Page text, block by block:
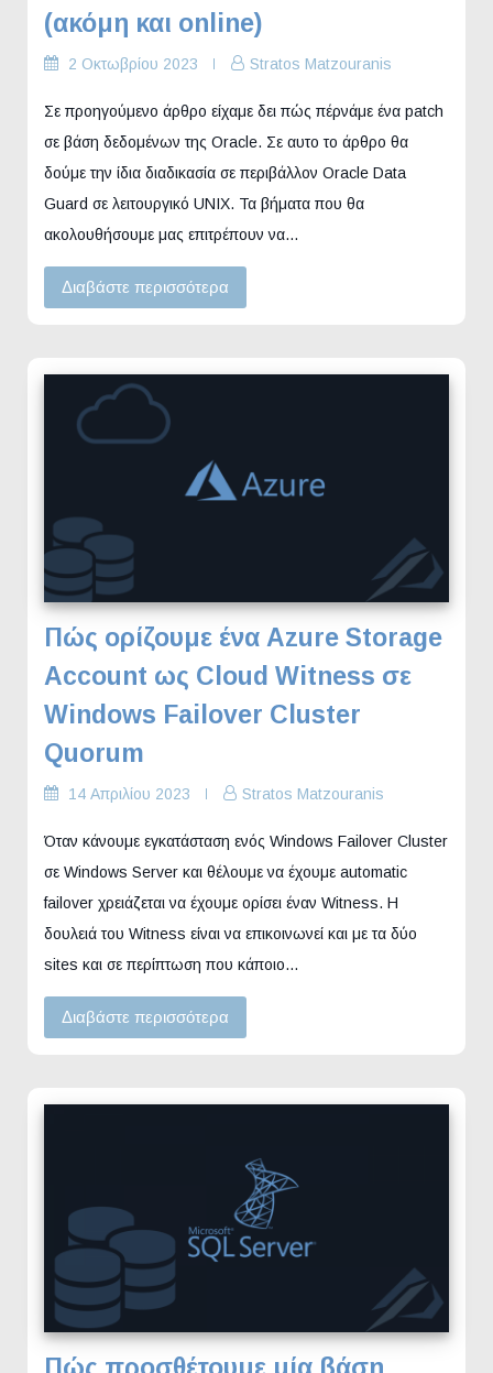
(ακόμη και online)
2 Οκτωβρίου 2023 Stratos Matzouranis
Σε προηγούμενο άρθρο είχαμε δει πώς πέρνάμε ένα patch
σε βάση δεδομένων της Oracle. Σε αυτο το άρθρο θα
δούμε την ίδια διαδικασία σε περιβάλλον Oracle Data
Guard σε λειτουργικό UNIX. Τα βήματα που θα
ακολουθήσουμε μας επιτρέπουν να…
Διαβάστε περισσότερα
Πώς ορίζουμε ένα Azure Storage
Account ως Cloud Witness σε
Windows Failover Cluster
Quorum
14 Απριλίου 2023 Stratos Matzouranis
Όταν κάνουμε εγκατάσταση ενός Windows Failover Cluster
σε Windows Server και θέλουμε να έχουμε automatic
failover χρειάζεται να έχουμε ορίσει έναν Witness. Η
δουλειά του Witness είναι να επικοινωνεί και με τα δύο
sites και σε περίπτωση που κάποιο…
Διαβάστε περισσότερα
Πώς προσθέτουμε μία βάση